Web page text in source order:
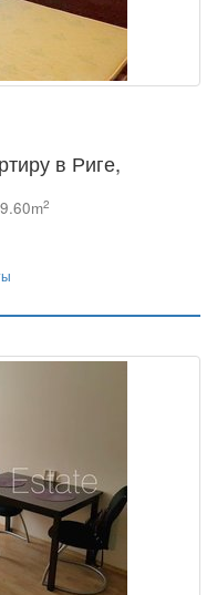
в Риге,
2